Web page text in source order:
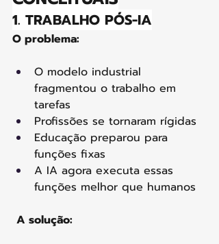
1. TRABALHO PÓS-IA
O problema:
O modelo industrial
fragmentou o trabalho em
tarefas
Profissões se tornaram rígidas
Educação preparou para
funções fixas
A IA agora executa essas
funções melhor que humanos
A solução: